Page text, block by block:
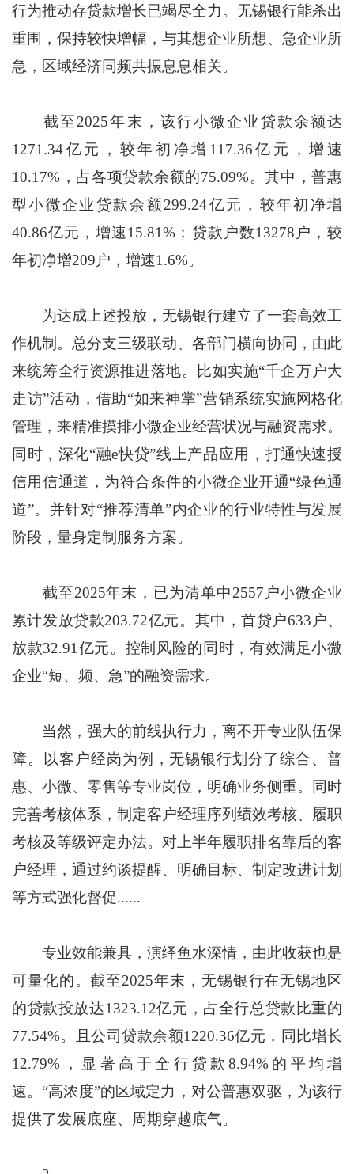
行为推动存贷款增长已竭尽全力。无锡银行能杀出
重围，保持较快增幅，与其想企业所想、急企业所
急，区域经济同频共振息息相关。
截至2025年末，该行小微企业贷款余额达
1271.34亿元，较年初净增117.36亿元，增速
10.17%，占各项贷款余额的75.09%。其中，普惠
型小微企业贷款余额299.24亿元，较年初净增
40.86亿元，增速15.81%；贷款户数13278户，较
年初净增209户，增速1.6%。
为达成上述投放，无锡银行建立了一套高效工
作机制。总分支三级联动、各部门横向协同，由此
来统筹全行资源推进落地。比如实施“千企万户大
走访”活动，借助“如来神掌”营销系统实施网格化
管理，来精准摸排小微企业经营状况与融资需求。
同时，深化“融e快贷”线上产品应用，打通快速授
信用信通道，为符合条件的小微企业开通“绿色通
道”。并针对“推荐清单”内企业的行业特性与发展
阶段，量身定制服务方案。
截至2025年末，已为清单中2557户小微企业
累计发放贷款203.72亿元。其中，首贷户633户、
放款32.91亿元。控制风险的同时，有效满足小微
企业“短、频、急”的融资需求。
当然，强大的前线执行力，离不开专业队伍保
障。以客户经岗为例，无锡银行划分了综合、普
惠、小微、零售等专业岗位，明确业务侧重。同时
完善考核体系，制定客户经理序列绩效考核、履职
考核及等级评定办法。对上半年履职排名靠后的客
户经理，通过约谈提醒、明确目标、制定改进计划
等方式强化督促......
专业效能兼具，演绎鱼水深情，由此收获也是
可量化的。截至2025年末，无锡银行在无锡地区
的贷款投放达1323.12亿元，占全行总贷款比重的
77.54%。且公司贷款余额1220.36亿元，同比增长
12.79%，显著高于全行贷款8.94%的平均增
速。“高浓度”的区域定力，对公普惠双驱，为该行
提供了发展底座、周期穿越底气。